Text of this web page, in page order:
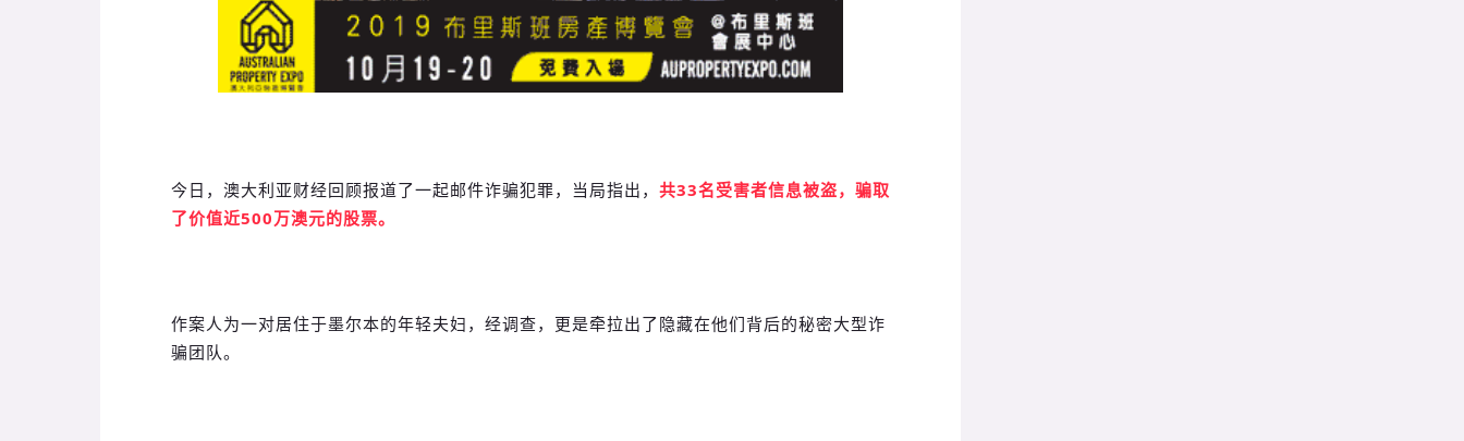
今日，澳大利亚财经回顾报道了一起邮件诈骗犯罪，当局指出， 共33名受害者信息被盗，骗取
了价值近500万澳元的股票。
作案人为一对居住于墨尔本的年轻夫妇，经调查，更是牵拉出了隐藏在他们背后的秘密大型诈
骗团队。